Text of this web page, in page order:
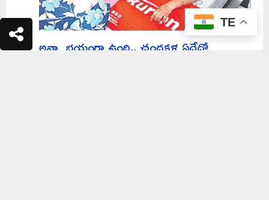
అన్నా భయంగా ఉంది.. చంద్రకళ ఏదేదో
TE